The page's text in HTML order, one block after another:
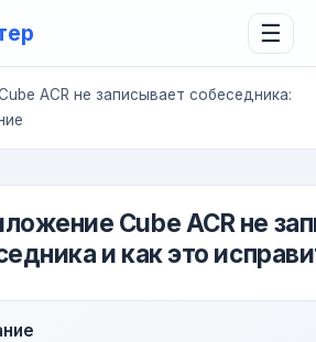
☰
ACR не записывает собеседника:
Cube ACR не
и как это